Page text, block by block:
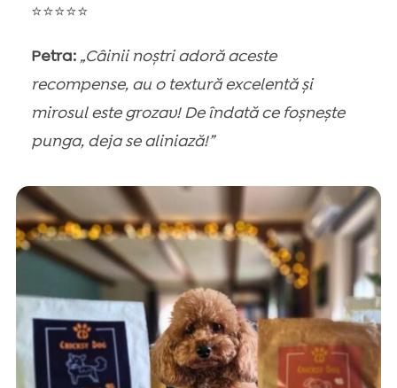
⭐⭐⭐⭐⭐
Petra: „Câinii noștri adoră aceste
recompense, au o textură excelentă și
mirosul este grozav! De îndată ce foșnește
punga, deja se aliniază!”